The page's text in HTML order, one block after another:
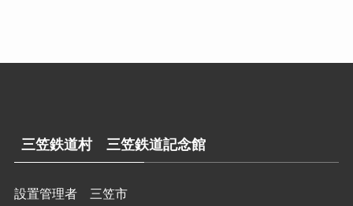
三笠鉄道村 三笠鉄道記念館
設置管理者 三笠市